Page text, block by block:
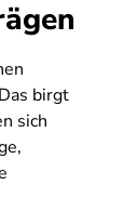
birgt
sich